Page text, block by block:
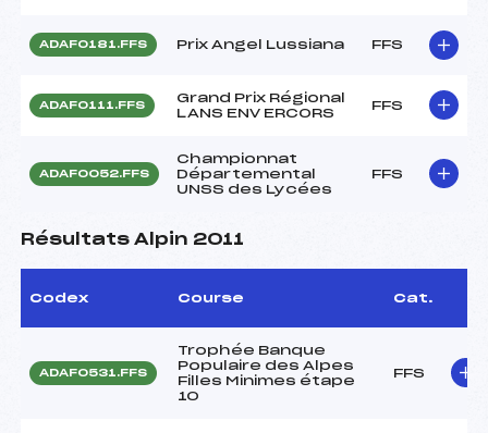
ADAF0181.FFS Prix Angel Lussiana FFS
ADAF0111.FFS
Grand Prix Régional
LANS ENV ERCORS
FFS
ADAF0052.FFS
Championnat
Départemental
UNSS des Lycées
FFS
Résultats Alpin 2011
Codex Course Cat.
ADAF0531.FFS
Trophée Banque
Populaire des Alpes
Filles Minimes étape
10
FFS